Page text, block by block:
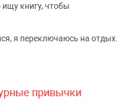
книгу, чтобы
я переключаюсь на отдых.
привычки